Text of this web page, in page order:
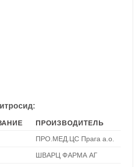
ПРОИЗВОДИТЕЛЬ
ПРО.МЕД.ЦС Прага а.о.
ШВАРЦ ФАРМА АГ